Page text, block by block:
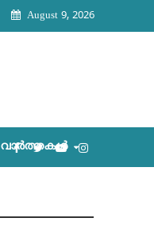
August 9, 2026
വാര്‍ത്തകള്‍